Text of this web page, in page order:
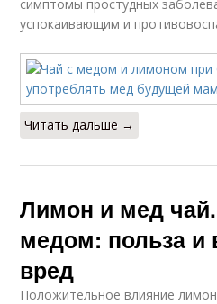
симптомы простудных
успокаивающим и
Читать дальше →
Лимон и мед
медом: польза
вред
Положительное влияние